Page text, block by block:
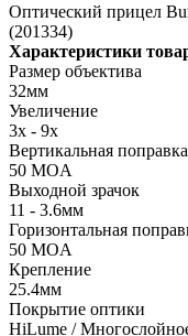
Оптический прицел
(201334)
Характеристики
Размер объектива
32мм
Увеличение
3x - 9x
Вертикальная поправка
50 MOA
Выходной зрачок
11 - 3.6мм
Горизонтальная
50 MOA
Крепление
25.4мм
Покрытие оптики
HiLume /